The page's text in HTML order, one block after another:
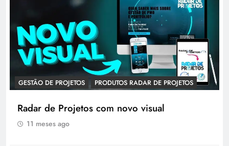
GESTÃO DE PROJETOS PRODUTOS RADAR DE PROJETOS
Radar de Projetos com novo visual
11 meses ago